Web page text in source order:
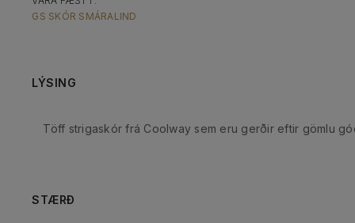
GS SKÓR SMÁRALIND
LÝSING
Töff strigaskór frá Coolway sem eru gerðir eftir gömlu
STÆRÐ